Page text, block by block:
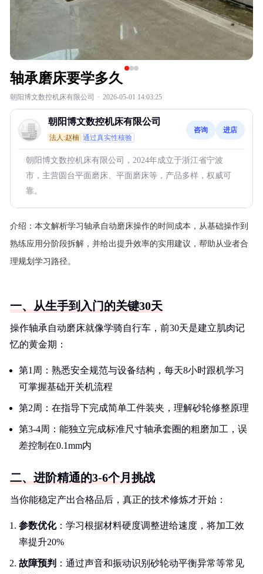
轴承磨床要学多久
朝阳博文数控机床有限公司 · 2026-05-01 14:03:25
朝阳博文数控机床有限公司
法人:赵楠 通过真实性核验
咨询 进店
朝阳博文数控机床有限公司，2024年成立于浙江省宁波
市，主营圆台平面磨床、平面磨床等，产品多样，权威可
靠。
介绍： 本文解析学习轴承自动磨床操作的时间成本，从基础操作到
熟练应用分阶段拆解，并给出提升效率的实用建议，帮助从业者合
理规划学习路径。
一、从生手到入门的关键30天
操作轴承自动磨床就像学骑自行车，前30天是建立肌肉记
忆的黄金期：
第1周：熟悉安全规范与设备结构，每天8小时跟机学习
可掌握基础开关机流程
第2周：在指导下完成简单工件装夹，理解砂轮修整原理
第3-4周：能独立完成标准尺寸轴承套圈的粗磨加工，误
差控制在0.1mm内
二、进阶精通的3-6个月挑战
当你能稳定产出合格品后，真正的技术修炼才开始：
参数优化：学习根据材料硬度调整进给速度，将加工效
率提升20%
故障预判 ：通过声音和振动识别砂轮动平衡异常等常见